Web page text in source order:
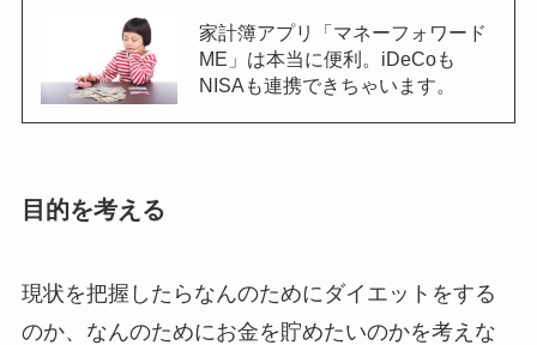
家計簿アプリ「マネーフォワード
ME」は本当に便利。iDeCoも
NISAも連携できちゃいます。
目的を考える
現状を把握したらなんのためにダイエットをする
のか、なんのためにお金を貯めたいのかを考えな